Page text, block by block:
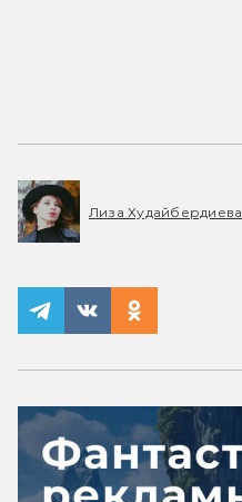
Лиза Худайбердиева